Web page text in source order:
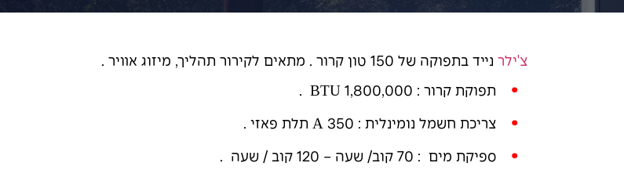
צ'ילר נייד בתפוקה של 150 טון קרור . מתאים לקירור תהליך, מיזוג אוויר .
תפוקת קרור : 1,800,000 BTU .
צריכת חשמל נומינלית : 350 A תלת פאזי .
ספיקת מים : 70 קוב/ שעה – 120 קוב / שעה .